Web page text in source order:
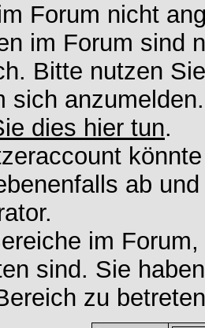
Forum nicht
im Forum sind
Bitte nutzen
sich
dies hier tun.
ab
im
sind. Sie
zu